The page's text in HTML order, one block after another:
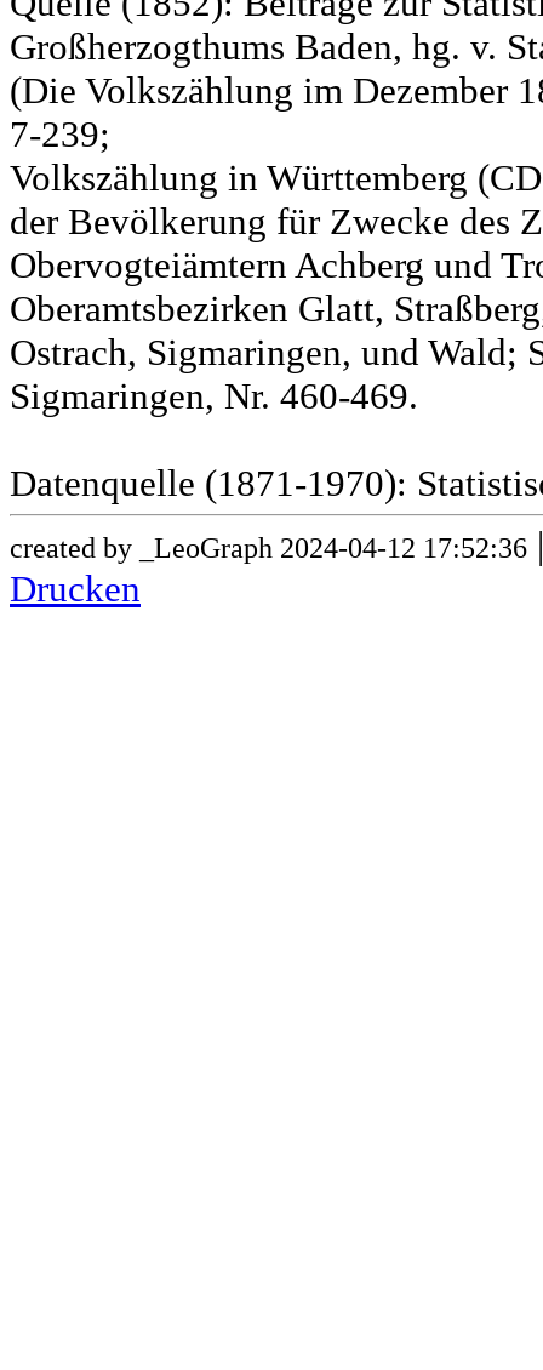
Großherzogthums Baden, hg. v.
(Die Volkszählung im Dezember
7-239;
Volkszählung in Württemberg
der Bevölkerung für Zwecke des
Obervogteiämtern Achberg und
Oberamtsbezirken Glatt,
Ostrach, Sigmaringen, und Wald;
Sigmaringen, Nr. 460-469.
Datenquelle (1871-1970):
created by _LeoGraph 2024-04-12 17:52:36
Drucken